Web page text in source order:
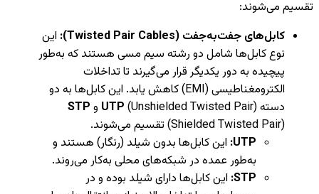
تقسیم می‌شوند:
کابل‌های جفت‌به‌جفت (Twisted Pair Cables):
این
نوع کابل‌ها شامل دو رشته سیم مسی هستند که به‌طور
پیچیده به دور یکدیگر قرار می‌گیرند تا تداخلات
الکترومغناطیسی (EMI) کاهش یابد. این کابل‌ها به دو
دسته
UTP (Unshielded Twisted Pair) و
STP
(Shielded Twisted Pair) تقسیم می‌شوند.
UTP: این کابل‌ها بدون شیلد (رنگار) هستند و
به‌طور عمده در شبکه‌های محلی به‌کار می‌روند.
STP: این کابل‌ها دارای شیلد بوده و در